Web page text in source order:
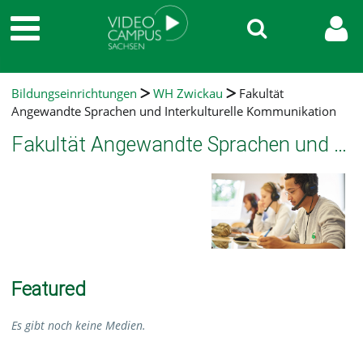
Bildungseinrichtungen WH Zwickau
Fakultät
Angewandte Sprachen und Interkulturelle Kommunikation
Fakultät Angewandte Sprachen und Interkulturelle Kommunikation
Featured
Es gibt noch keine Medien.